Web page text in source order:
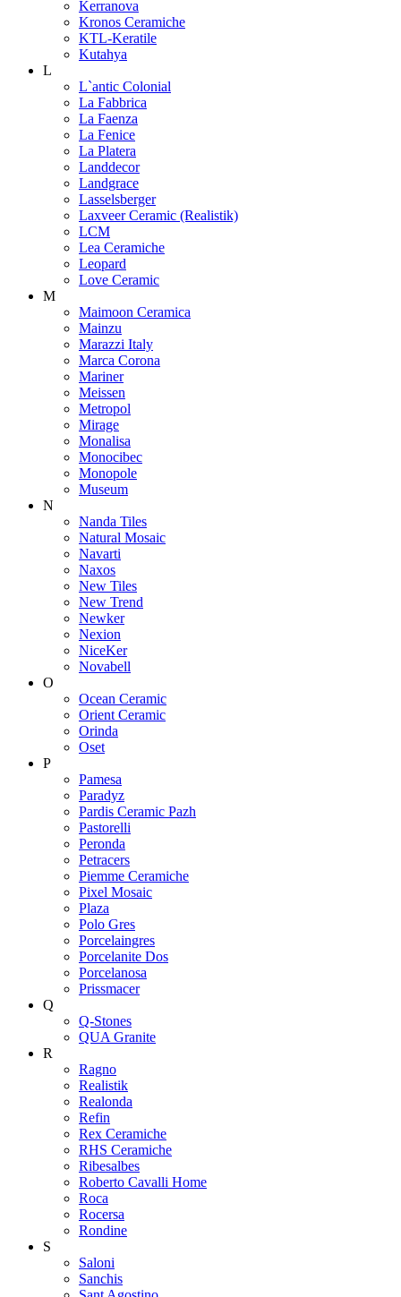
Kerranova
Kronos Ceramiche
KTL-Keratile
Kutahya
L
L`antic Colonial
La Fabbrica
La Faenza
La Fenice
La Platera
Landdecor
Landgrace
Lasselsberger
Laxveer Ceramic (Realistik)
LCM
Lea Ceramiche
Leopard
Love Ceramic
M
Maimoon Ceramica
Mainzu
Marazzi Italy
Marca Corona
Mariner
Meissen
Metropol
Mirage
Monalisa
Monocibec
Monopole
Museum
N
Nanda Tiles
Natural Mosaic
Navarti
Naxos
New Tiles
New Trend
Newker
Nexion
NiceKer
Novabell
O
Ocean Ceramic
Orient Ceramic
Orinda
Oset
P
Pamesa
Paradyz
Pardis Ceramic Pazh
Pastorelli
Peronda
Petracers
Piemme Ceramiche
Pixel Mosaic
Plaza
Polo Gres
Porcelaingres
Porcelanite Dos
Porcelanosa
Prissmacer
Q
Q-Stones
QUA Granite
R
Ragno
Realistik
Realonda
Refin
Rex Ceramiche
RHS Ceramiche
Ribesalbes
Roberto Cavalli Home
Roca
Rocersa
Rondine
S
Saloni
Sanchis